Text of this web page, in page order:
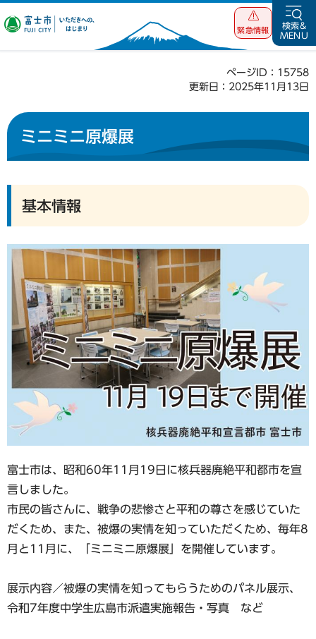
富士市 いただ
緊急情報
検索&
MENU
ページID：15758
更新日：2025年11月13日
ミニミニ原爆展
基本情報
富士市は、昭和60年11月19日に核兵器廃絶平和都市を宣
言しました。
市民の皆さんに、戦争の悲惨さと平和の尊さを感じていた
だくため、また、被爆の実情を知っていただくため、毎年8
月と11月に、「ミニミニ原爆展」を開催しています。
展示内容／被爆の実情を知ってもらうためのパネル展示、
令和7年度中学生広島市派遣実施報告・写真 など